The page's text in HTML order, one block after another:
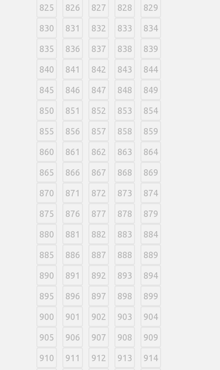
825 826 827 828 829
830 831 832 833 834
835 836 837 838 839
840 841 842 843 844
845 846 847 848 849
850 851 852 853 854
855 856 857 858 859
860 861 862 863 864
865 866 867 868 869
870 871 872 873 874
875 876 877 878 879
880 881 882 883 884
885 886 887 888 889
890 891 892 893 894
895 896 897 898 899
900 901 902 903 904
905 906 907 908 909
910 911 912 913 914